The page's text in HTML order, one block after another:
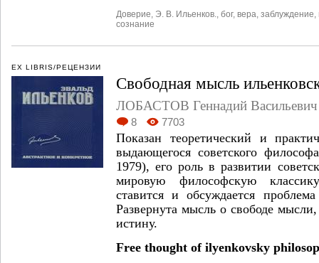
Доверие Э. В. Ильенков. бог, вера заблуждение
сознание
EX LIBRIS/РЕЦЕНЗИИ
Свободная мысль
ЛОБАСТОВ Геннадий Васильевич
8 7703
Показан теоретический и
выдающегося советского
1979), его роль в развитии
мировую философскую
ставится и обсуждается
Развернута мысль о свободе
истину.
Free thought of ilyenkovsky